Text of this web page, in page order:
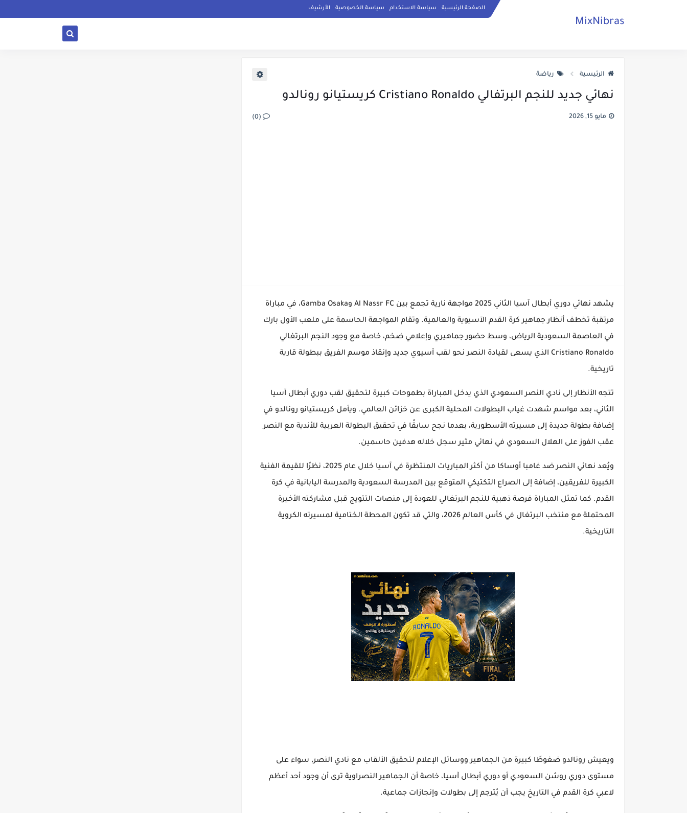
الصفحة الرئيسية سياسة الاستخدام سياسة الخصوصية الأرشيف
MixNibras
الرئيسية رياضة
نهائي جديد للنجم البرتفالي Cristiano Ronaldo كريستيانو رونالدو
مايو 15, 2026 (0)
يشهد نهائي دوري أبطال آسيا الثاني 2025 مواجهة نارية تجمع بين Al Nassr FC وGamba Osaka، في مباراة
مرتقبة تخطف أنظار جماهير كرة القدم الآسيوية والعالمية. وتقام المواجهة الحاسمة على ملعب الأول بارك
في العاصمة السعودية الرياض، وسط حضور جماهيري وإعلامي ضخم، خاصة مع وجود النجم البرتغالي
Cristiano Ronaldo الذي يسعى لقيادة النصر نحو لقب آسيوي جديد وإنقاذ موسم الفريق ببطولة قارية
تاريخية.
تتجه الأنظار إلى نادي النصر السعودي الذي يدخل المباراة بطموحات كبيرة لتحقيق لقب دوري أبطال آسيا
الثاني، بعد مواسم شهدت غياب البطولات المحلية الكبرى عن خزائن العالمي. ويأمل كريستيانو رونالدو في
إضافة بطولة جديدة إلى مسيرته الأسطورية، بعدما نجح سابقًا في تحقيق البطولة العربية للأندية مع النصر
عقب الفوز على الهلال السعودي في نهائي مثير سجل خلاله هدفين حاسمين.
ويُعد نهائي النصر ضد غامبا أوساكا من أكثر المباريات المنتظرة في آسيا خلال عام 2025، نظرًا للقيمة الفنية
الكبيرة للفريقين، إضافة إلى الصراع التكتيكي المتوقع بين المدرسة السعودية والمدرسة اليابانية في كرة
القدم. كما تمثل المباراة فرصة ذهبية للنجم البرتغالي للعودة إلى منصات التتويج قبل مشاركته الأخيرة
المحتملة مع منتخب البرتغال في كأس العالم 2026، والتي قد تكون المحطة الختامية لمسيرته الكروية
التاريخية.
ويعيش رونالدو ضغوطًا كبيرة من الجماهير ووسائل الإعلام لتحقيق الألقاب مع نادي النصر، سواء على
مستوى دوري روشن السعودي أو دوري أبطال آسيا، خاصة أن الجماهير النصراوية ترى أن وجود أحد أعظم
لاعبي كرة القدم في التاريخ يجب أن يُترجم إلى بطولات وإنجازات جماعية.